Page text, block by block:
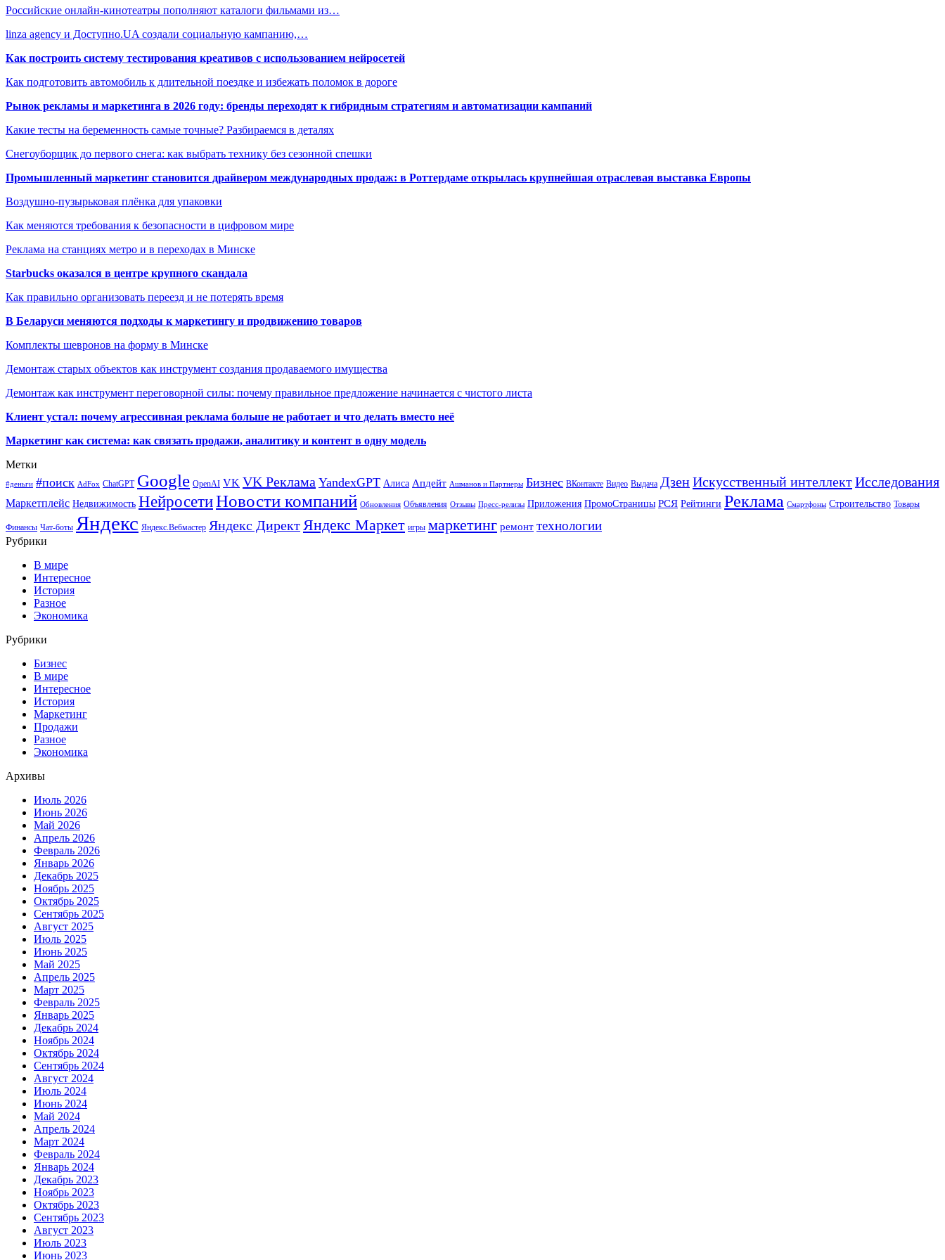
Российские онлайн-кинотеатры пополняют каталоги фильмами из…
linza agency и Доступно.UA создали социальную кампанию,…
Как построить систему тестирования креативов с использованием нейросетей
Как подготовить автомобиль к длительной поездке и избежать поломок в дороге
Рынок рекламы и маркетинга в 2026 году: бренды переходят к гибридным стратегиям и автоматизации кампаний
Какие тесты на беременность самые точные? Разбираемся в деталях
Снегоуборщик до первого снега: как выбрать технику без сезонной спешки
Промышленный маркетинг становится драйвером международных продаж: в Роттердаме открылась крупнейшая отраслевая выставка Европы
Воздушно-пузырьковая плёнка для упаковки
Как меняются требования к безопасности в цифровом мире
Реклама на станциях метро и в переходах в Минске
Starbucks оказался в центре крупного скандала
Как правильно организовать переезд и не потерять время
В Беларуси меняются подходы к маркетингу и продвижению товаров
Комплекты шевронов на форму в Минске
Демонтаж старых объектов как инструмент создания продаваемого имущества
Демонтаж как инструмент переговорной силы: почему правильное предложение начинается с чистого листа
Клиент устал: почему агрессивная реклама больше не работает и что делать вместо неё
Маркетинг как система: как связать продажи, аналитику и контент в одну модель
Метки
#деньги #поиск AdFox ChatGPT Google OpenAI VK VK Реклама YandexGPT Алиса Апдейт Ашманов и Партнеры Бизнес ВКонтакте Видео Выдача ДзенИскусственный интеллектИсследования
Маркетплейс Недвижимость НейросетиНовости компаний Обновления Объявления Отзывы Пресс-релизы Приложения ПромоСтраницы РСЯ Рейтинги Реклама Смартфоны Строительство Товары
Финансы Чат-боты Яндекс Яндекс.Вебмастер Яндекс Директ Яндекс Маркет игры маркетинг ремонт технологии
Рубрики
В мире
Интересное
История
Разное
Экономика
Рубрики
Бизнес
В мире
Интересное
История
Маркетинг
Продажи
Разное
Экономика
Архивы
Июль 2026
Июнь 2026
Май 2026
Апрель 2026
Февраль 2026
Январь 2026
Декабрь 2025
Ноябрь 2025
Октябрь 2025
Сентябрь 2025
Август 2025
Июль 2025
Июнь 2025
Май 2025
Апрель 2025
Март 2025
Февраль 2025
Январь 2025
Декабрь 2024
Ноябрь 2024
Октябрь 2024
Сентябрь 2024
Август 2024
Июль 2024
Июнь 2024
Май 2024
Апрель 2024
Март 2024
Февраль 2024
Январь 2024
Декабрь 2023
Ноябрь 2023
Октябрь 2023
Сентябрь 2023
Август 2023
Июль 2023
Июнь 2023